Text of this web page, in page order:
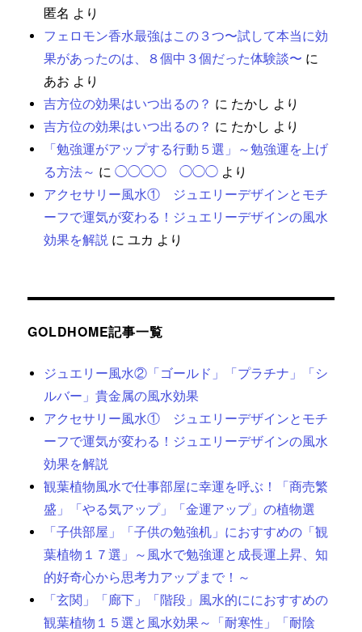
匿名 より
フェロモン香水最強はこの３つ〜試して本当に効
果があったのは、８個中３個だった体験談〜 に
あお より
吉方位の効果はいつ出るの？ に たかし より
吉方位の効果はいつ出るの？ に たかし より
「勉強運がアップする行動５選」～勉強運を上げ
る方法～ に◯◯◯◯ ◯◯◯ より
アクセサリー風水① ジュエリーデザインとモチ
ーフで運気が変わる！ジュエリーデザインの風水
効果を解説 にユカ より
GOLDHOME記事一覧
ジュエリー風水②「ゴールド」「プラチナ」「シ
ルバー」貴金属の風水効果
アクセサリー風水① ジュエリーデザインとモチ
ーフで運気が変わる！ジュエリーデザインの風水
効果を解説
観葉植物風水で仕事部屋に幸運を呼ぶ！「商売繁
盛」「やる気アップ」「金運アップ」の植物選
「子供部屋」「子供の勉強机」におすすめの「観
葉植物１７選」～風水で勉強運と成長運上昇、知
的好奇心から思考力アップまで！～
「玄関」「廊下」「階段」風水的ににおすすめの
観葉植物１５選と風水効果～「耐寒性」「耐陰